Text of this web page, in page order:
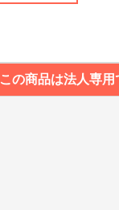
この商品は法人専用